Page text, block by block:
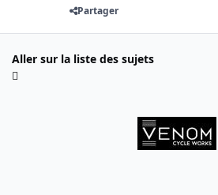
Partager
Aller sur la liste des sujets